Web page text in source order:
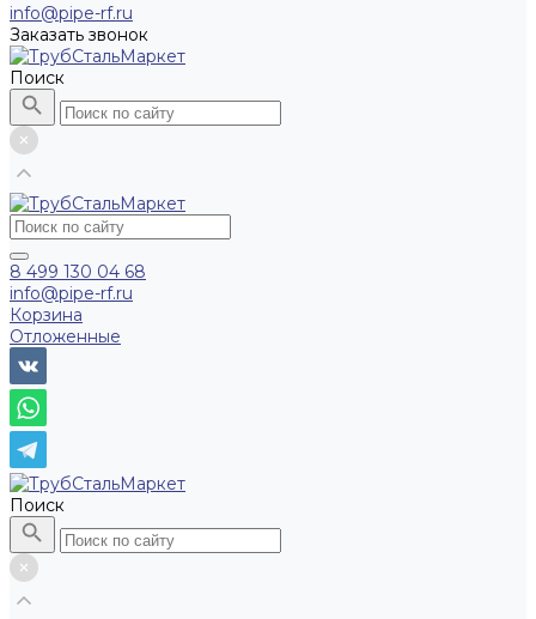
info@pipe-rf.ru
Заказать звонок
Поиск
8 499 130 04 68
info@pipe-rf.ru
Корзина
Отложенные
Поиск